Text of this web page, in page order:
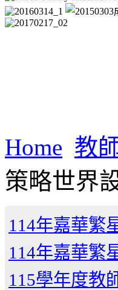
Home 教
策略世界
114年嘉華繁
114年嘉華繁
115學年度教